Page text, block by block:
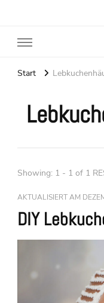
Start
Showing: 1 - 1 of 1
AKTUALISIERT AM
DIY